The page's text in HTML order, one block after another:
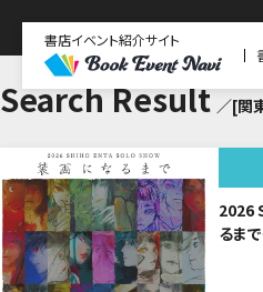
書店イベント紹介サイト
Search Result ／[関
2026
るま